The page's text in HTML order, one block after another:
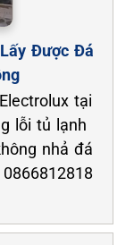
Được Đá
tại
lỗi tủ lạnh
nhả đá